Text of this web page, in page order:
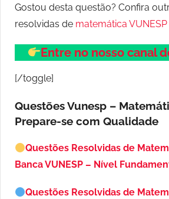
Gostou desta questão? Confira
resolvidas de matemática VUNESP
Entre no nosso canal
[/toggle]
Questões Vunesp –
Prepare-se com Qualidade
Questões Resolvidas de
Banca VUNESP – Nível
Questões Resolvidas de